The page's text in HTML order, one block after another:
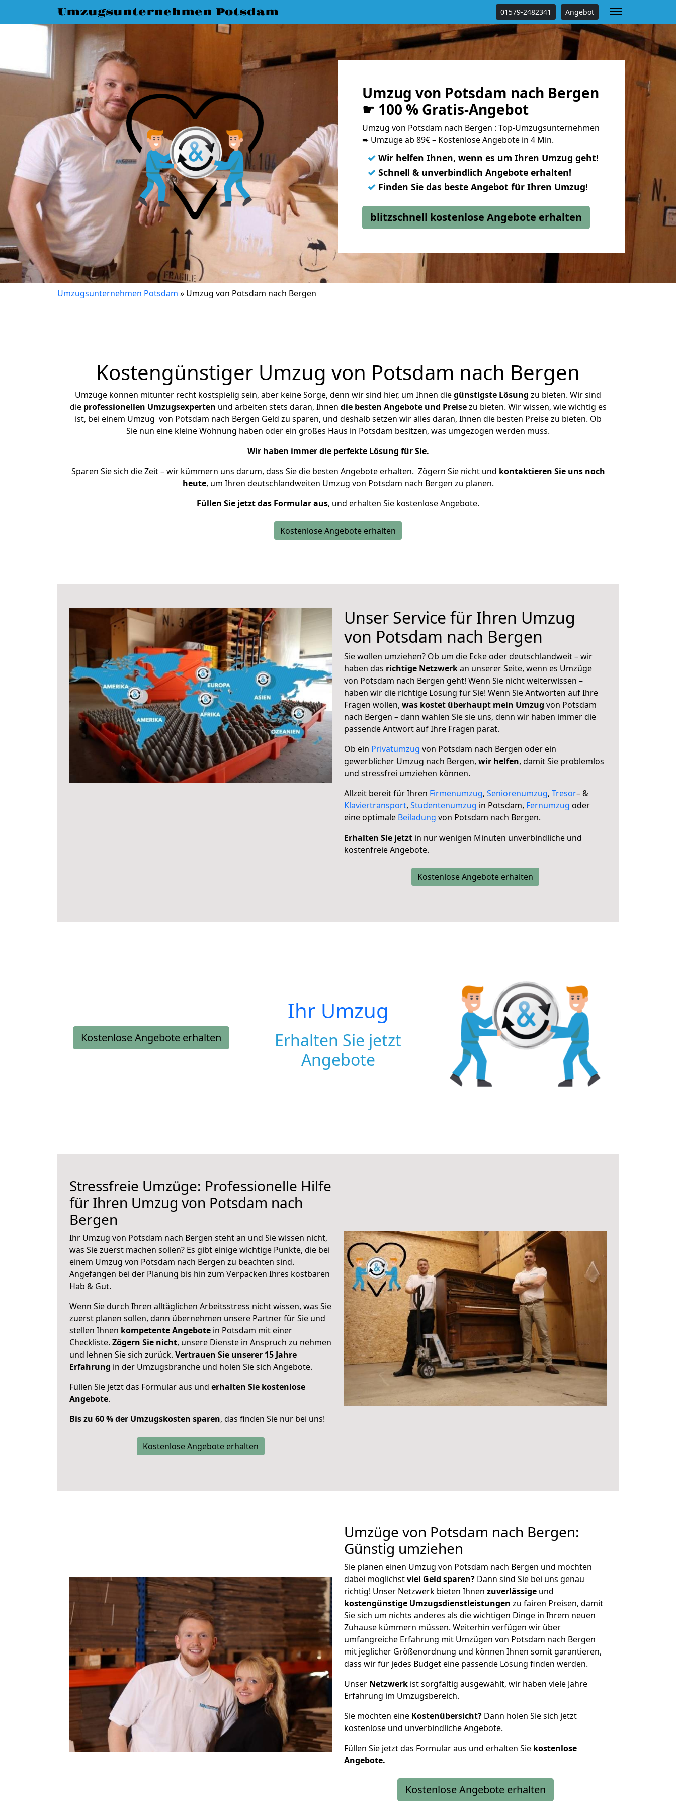
Umzugsunternehmen Potsdam 01579-2482341 Angebot
Umzug von Potsdam nach Bergen
☛ 100 % Gratis-Angebot
Umzug von Potsdam nach Bergen : Top-Umzugsunternehmen
➨ Umzüge ab 89€ – Kostenlose Angebote in 4 Min.
✓ Wir helfen Ihnen, wenn es um Ihren Umzug geht!
✓ Schnell & unverbindlich Angebote erhalten!
✓ Finden Sie das beste Angebot für Ihren Umzug!
blitzschnell kostenlose Angebote erhalten
Umzugsunternehmen Potsdam » Umzug von Potsdam nach Bergen
Kostengünstiger Umzug von Potsdam nach Bergen
Umzüge können mitunter recht kostspielig sein, aber keine Sorge, denn wir sind hier, um Ihnen diegünstigste Lösung zu bieten. Wir sind
die professionellen Umzugsexperten und arbeiten stets daran, Ihnen die besten Angebote und Preisezu bieten. Wir wissen, wie wichtig es
ist, bei einem Umzug von Potsdam nach Bergen Geld zu sparen, und deshalb setzen wir alles daran, Ihnen die besten Preise zu bieten. Ob
Sie nun eine kleine Wohnung haben oder ein großes Haus in Potsdam besitzen, was umgezogen werden muss.
Wir haben immer die perfekte Lösung für Sie.
Sparen Sie sich die Zeit – wir kümmern uns darum, dass Sie die besten Angebote erhalten. Zögern Sie nicht und kontaktieren Sie uns noch
heute, um Ihren deutschlandweiten Umzug von Potsdam nach Bergen zu planen.
Füllen Sie jetzt das Formular aus, und erhalten Sie kostenlose Angebote.
Kostenlose Angebote erhalten
Unser Service für Ihren Umzug
von Potsdam nach Bergen
Sie wollen umziehen? Ob um die Ecke oder deutschlandweit – wir
haben das richtige Netzwerkan unserer Seite, wenn es Umzüge
von Potsdam nach Bergen geht! Wenn Sie nicht weiterwissen –
haben wir die richtige Lösung für Sie! Wenn Sie Antworten auf Ihre
Fragen wollen, was kostet überhaupt mein Umzug von Potsdam
nach Bergen – dann wählen Sie sie uns, denn wir haben immer die
passende Antwort auf Ihre Fragen parat.
Ob ein Privatumzug von Potsdam nach Bergen oder ein
gewerblicher Umzug nach Bergen, wir helfen, damit Sie problemlos
und stressfrei umziehen können.
Allzeit bereit für Ihren Firmenumzug, Seniorenumzug, Tresor– &
Klaviertransport, Studentenumzug in Potsdam, Fernumzug oder
eine optimale Beiladung von Potsdam nach Bergen.
Erhalten Sie jetzt in nur wenigen Minuten unverbindliche und
kostenfreie Angebote.
Kostenlose Angebote erhalten
Kostenlose Angebote erhalten
Ihr Umzug
Erhalten Sie jetzt
Angebote
Stressfreie Umzüge: Professionelle Hilfe
für Ihren Umzug von Potsdam nach
Bergen
Ihr Umzug von Potsdam nach Bergen steht an und Sie wissen nicht,
was Sie zuerst machen sollen? Es gibt einige wichtige Punkte, die bei
einem Umzug von Potsdam nach Bergen zu beachten sind.
Angefangen bei der Planung bis hin zum Verpacken Ihres kostbaren
Hab & Gut.
Wenn Sie durch Ihren alltäglichen Arbeitsstress nicht wissen, was Sie
zuerst planen sollen, dann übernehmen unsere Partner für Sie und
stellen Ihnen kompetente Angebote in Potsdam mit einer
Checkliste. Zögern Sie nicht, unsere Dienste in Anspruch zu nehmen
und lehnen Sie sich zurück. Vertrauen Sie unserer 15 Jahre
Erfahrung in der Umzugsbranche und holen Sie sich Angebote.
Füllen Sie jetzt das Formular aus und erhalten Sie kostenlose
Angebote.
Bis zu 60 % der Umzugskosten sparen, das finden Sie nur bei uns!
Kostenlose Angebote erhalten
Umzüge von Potsdam nach Bergen:
Günstig umziehen
Sie planen einen Umzug von Potsdam nach Bergen und möchten
dabei möglichstviel Geld sparen? Dann sind Sie bei uns genau
richtig! Unser Netzwerk bieten Ihnen zuverlässige und
kostengünstige Umzugsdienstleistungen zu fairen Preisen, damit
Sie sich um nichts anderes als die wichtigen Dinge in Ihrem neuen
Zuhause kümmern müssen. Weiterhin verfügen wir über
umfangreiche Erfahrung mit Umzügen von Potsdam nach Bergen
mit jeglicher Größenordnung und können Ihnen somit garantieren,
dass wir für jedes Budget eine passende Lösung finden werden.
Unser Netzwerk ist sorgfältig ausgewählt, wir haben viele Jahre
Erfahrung im Umzugsbereich.
Sie möchten eine Kostenübersicht? Dann holen Sie sich jetzt
kostenlose und unverbindliche Angebote.
Füllen Sie jetzt das Formular aus und erhalten Sie kostenlose
Angebote.
Kostenlose Angebote erhalten